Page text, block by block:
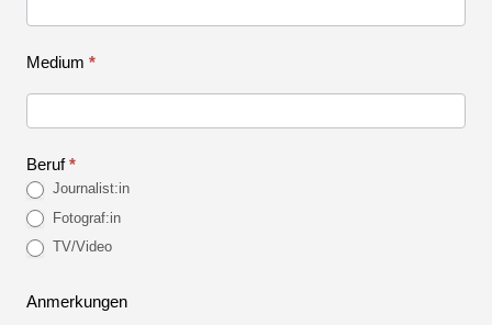
Medium *
Beruf*
Journalist:in
Fotograf:in
TV/Video
Anmerkungen